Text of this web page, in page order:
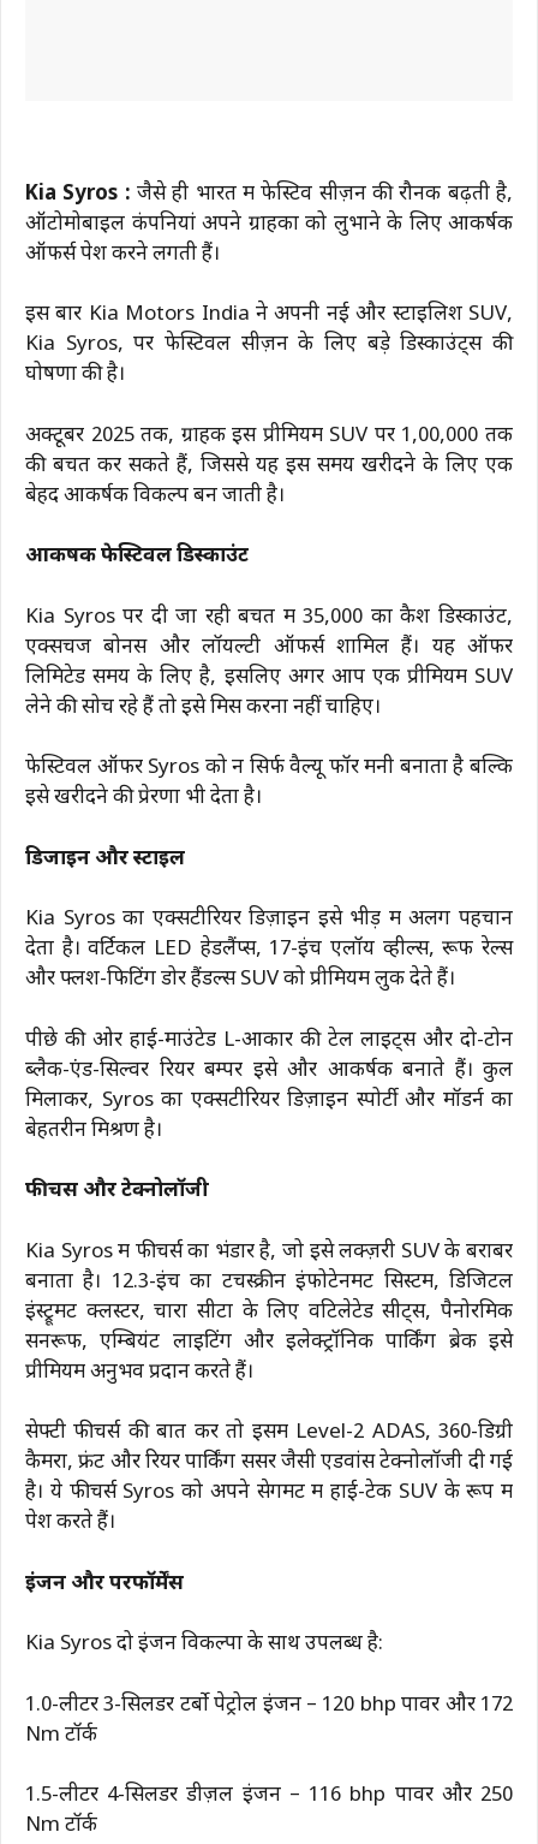
Kia Syros : जैसे ही भारत में फेस्टिव सीज़न की रौनक बढ़ती है,
ऑटोमोबाइल कंपनियां अपने ग्राहकों को लुभाने के लिए आकर्षक
ऑफर्स पेश करने लगती हैं।
इस बार Kia Motors India ने अपनी नई और स्टाइलिश SUV,
Kia Syros, पर फेस्टिवल सीज़न के लिए बड़े डिस्काउंट्स की
घोषणा की है।
अक्टूबर 2025 तक, ग्राहक इस प्रीमियम SUV पर ₹1,00,000 तक
की बचत कर सकते हैं, जिससे यह इस समय खरीदने के लिए एक
बेहद आकर्षक विकल्प बन जाती है।
आकर्षक फेस्टिवल डिस्काउंट
Kia Syros पर दी जा रही बचत में ₹35,000 का कैश डिस्काउंट,
एक्सचेंज बोनस और लॉयल्टी ऑफर्स शामिल हैं। यह ऑफर
लिमिटेड समय के लिए है, इसलिए अगर आप एक प्रीमियम SUV
लेने की सोच रहे हैं तो इसे मिस करना नहीं चाहिए।
फेस्टिवल ऑफर Syros को न सिर्फ वैल्यू फॉर मनी बनाता है बल्कि
इसे खरीदने की प्रेरणा भी देता है।
डिजाइन और स्टाइल
Kia Syros का एक्सटीरियर डिज़ाइन इसे भीड़ में अलग पहचान
देता है। वर्टिकल LED हेडलैंप्स, 17-इंच एलॉय व्हील्स, रूफ रेल्स
और फ्लश-फिटिंग डोर हैंडल्स SUV को प्रीमियम लुक देते हैं।
पीछे की ओर हाई-माउंटेड L-आकार की टेल लाइट्स और दो-टोन
ब्लैक-एंड-सिल्वर रियर बम्पर इसे और आकर्षक बनाते हैं। कुल
मिलाकर, Syros का एक्सटीरियर डिज़ाइन स्पोर्टी और मॉडर्न का
बेहतरीन मिश्रण है।
फीचर्स और टेक्नोलॉजी
Kia Syros में फीचर्स का भंडार है, जो इसे लक्ज़री SUV के बराबर
बनाता है। 12.3-इंच का टचस्क्रीन इंफोटेनमेंट सिस्टम, डिजिटल
इंस्ट्रूमेंट क्लस्टर, चारों सीटों के लिए वेंटिलेटेड सीट्स, पैनोरमिक
सनरूफ, एम्बियंट लाइटिंग और इलेक्ट्रॉनिक पार्किंग ब्रेक इसे
प्रीमियम अनुभव प्रदान करते हैं।
सेफ्टी फीचर्स की बात करें तो इसमें Level-2 ADAS, 360-डिग्री
कैमरा, फ्रंट और रियर पार्किंग सेंसर जैसी एडवांस टेक्नोलॉजी दी गई
है। ये फीचर्स Syros को अपने सेगमेंट में हाई-टेक SUV के रूप में
पेश करते हैं।
इंजन और परफॉर्मेंस
Kia Syros दो इंजन विकल्पों के साथ उपलब्ध है:
1.0-लीटर 3-सिलेंडर टर्बो पेट्रोल इंजन – 120 bhp पावर और 172
Nm टॉर्क
1.5-लीटर 4-सिलेंडर डीज़ल इंजन – 116 bhp पावर और 250
Nm टॉर्क